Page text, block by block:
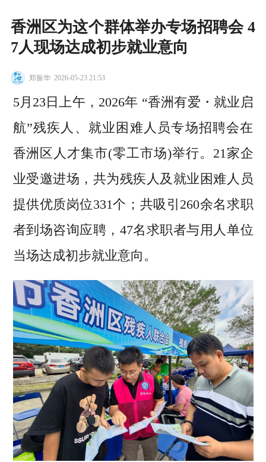
香洲区为这个群体举办专场招聘会 4
7人现场达成初步就业意向
郑振华 2026-05-23 21:53
5月23日上午，2026年 “香洲有爱・就业启
航”残疾人、就业困难人员专场招聘会在
香洲区人才集市(零工市场)举行。21家企
业受邀进场，共为残疾人及就业困难人员
提供优质岗位331个；共吸引260余名求职
者到场咨询应聘，47名求职者与用人单位
当场达成初步就业意向。